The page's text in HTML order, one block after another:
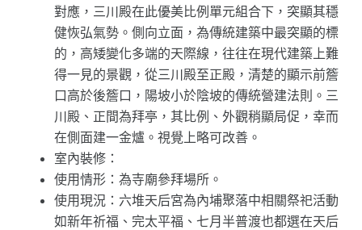
對應，三川殿在此優美比例單元組合下，突顯其穩
健恢弘氣勢。側向立面，為傳統建築中最突顯的標
的，高矮變化多端的天際線，往往在現代建築上難
得一見的景觀，從三川殿至正殿，清楚的顯示前簷
口高於後簷口，陽坡小於陰坡的傳統營建法則。三
川殿、正間為拜亭，其比例、外觀稍顯局促，幸而
在側面建一金爐。視覺上略可改善。
室內裝修：
使用情形：為寺廟參拜場所。
使用現況：六堆天后宮為內埔聚落中相關祭祀活動
如新年祈福、完太平福、七月半普渡也都選在天后